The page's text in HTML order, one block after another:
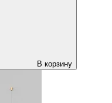
В корзину